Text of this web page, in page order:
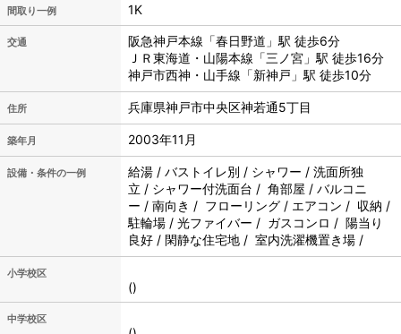
間取り一例 1K
交通
阪急神戸本線「春日野道」駅 徒歩6分
ＪＲ東海道・山陽本線「三ノ宮」駅 徒歩16分
神戸市西神・山手線「新神戸」駅 徒歩10分
住所 兵庫県神戸市中央区神若通5丁目
築年月 2003年11月
設備・条件の一例
給湯 / バストイレ別 / シャワー / 洗面所独
立 / シャワー付洗面台 / 角部屋 / バルコニ
ー / 南向き / フローリング / エアコン / 収納 /
駐輪場 / 光ファイバー / ガスコンロ / 陽当り
良好 / 閑静な住宅地 / 室内洗濯機置き場 /
小学校区
()
中学校区